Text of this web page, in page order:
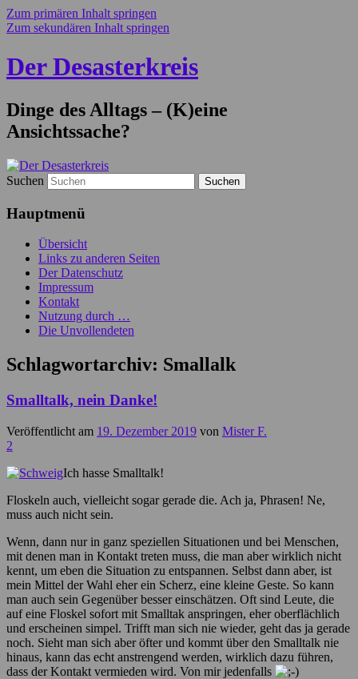
Zum primären Inhalt springen
Zum sekundären Inhalt springen
Der Desasterkreis
Dinge des Alltags – (K)eine
Ansichtssache?
Suchen
Hauptmenü
Übersicht
Links zu anderen Seiten
Der Datenschutz
Impressum
Kontakt
Nutzung durch …
Die Unvollendeten
Schlagwortarchiv: Smallalk
Smalltalk, nein Danke!
Veröffentlicht am 19. Dezember 2019 von Mister F.
2
Ich hasse Smalltalk!
Floskeln auch, vielleicht sogar gerade die. Ach ja, Phrasen! Ne,
muss auch nicht sein.
Wenn, dann nur in ganz speziellen Situationen und bei Menschen,
mit denen man in Kontakt treten muss, die man aber wirklich nicht
kennt, um eben die Situation zu entspannen. Selbst dann aber, ist
mein Mittel der Wahl eher ein Scherz, eine kleine Geste. So kann
man auch sein Gegenüber besser einschätzen. Oft sind Leute, die
auf eine Floskel sofort mit Smalltak anspringen, eher oberflächlich
und erscheinen simpel. Trifft man sich nie wieder, geht das ja gerade
noch. Sieht man sich aber öfter und kommt über den Smalltalk nie
hinaus, kann das echt anstrengend werden, wirklich dazu führen,
dass der Kontakt vermieden wird. Von mir jedenfalls